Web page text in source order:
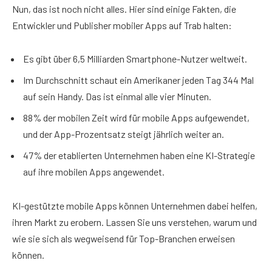
Nun, das ist noch nicht alles. Hier sind einige Fakten, die
Entwickler und Publisher mobiler Apps auf Trab halten:
Es gibt über 6,5 Milliarden Smartphone-Nutzer weltweit.
Im Durchschnitt schaut ein Amerikaner jeden Tag 344 Mal
auf sein Handy. Das ist einmal alle vier Minuten.
88% der mobilen Zeit wird für mobile Apps aufgewendet,
und der App-Prozentsatz steigt jährlich weiter an.
47% der etablierten Unternehmen haben eine KI-Strategie
auf ihre mobilen Apps angewendet.
KI-gestützte mobile Apps können Unternehmen dabei helfen,
ihren Markt zu erobern. Lassen Sie uns verstehen, warum und
wie sie sich als wegweisend für Top-Branchen erweisen
können.